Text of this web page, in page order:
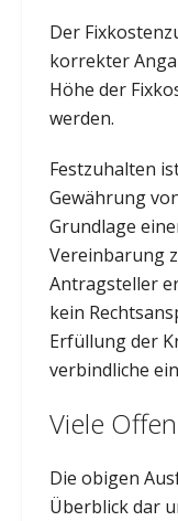
Der
korrekter
Höhe der
werden.
Festzuhalten
Gewährung
Grundlage
Vereinbarung
Antragsteller
kein
Erfüllung der
verbindliche
Viele
Die obigen
Überblick dar